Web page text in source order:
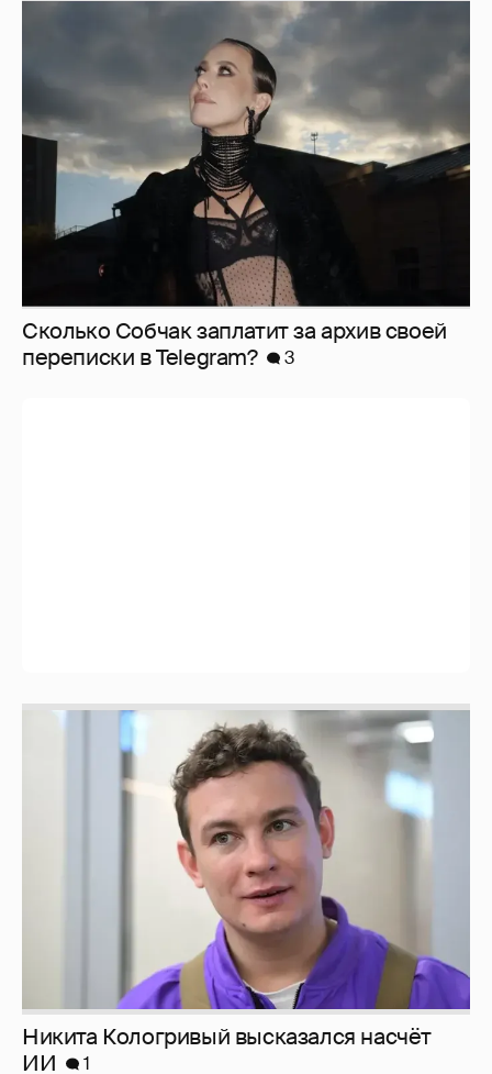
Сколько Собчак заплатит за архив своей
перeписки в Telegram?
3
Никита Кологривый высказался насчёт